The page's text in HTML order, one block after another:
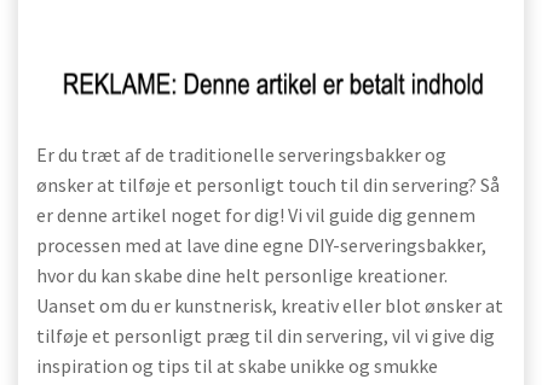
Er du træt af de traditionelle serveringsbakker og
ønsker at tilføje et personligt touch til din servering? Så
er denne artikel noget for dig! Vi vil guide dig gennem
processen med at lave dine egne DIY-serveringsbakker,
hvor du kan skabe dine helt personlige kreationer.
Uanset om du er kunstnerisk, kreativ eller blot ønsker at
tilføje et personligt præg til din servering, vil vi give dig
inspiration og tips til at skabe unikke og smukke